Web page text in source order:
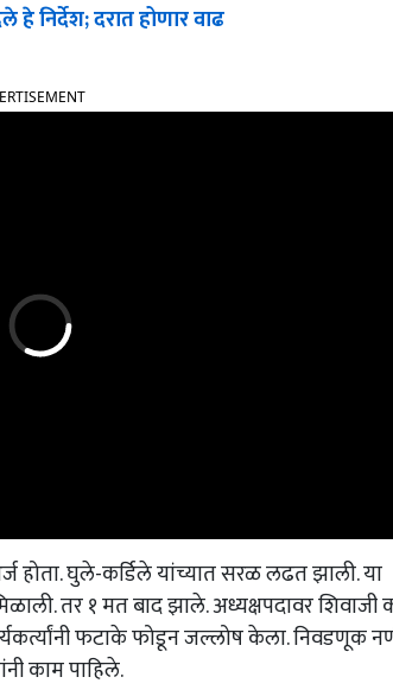
हे निर्देश; दरात होणार वाढ
होता. घुले-कर्डिले यांच्यात सरळ लढत झाली. या
तर १ मत बाद झाले. अध्यक्षपदावर शिवाजी
फटाके फोडून जल्लोष केला. निवडणूक
काम पाहिले.